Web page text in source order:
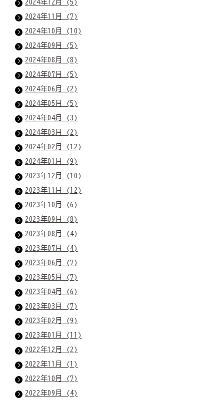
2024年12月 (5)
2024年11月 (7)
2024年10月 (10)
2024年09月 (5)
2024年08月 (8)
2024年07月 (5)
2024年06月 (2)
2024年05月 (5)
2024年04月 (3)
2024年03月 (2)
2024年02月 (12)
2024年01月 (9)
2023年12月 (10)
2023年11月 (12)
2023年10月 (6)
2023年09月 (8)
2023年08月 (4)
2023年07月 (4)
2023年06月 (7)
2023年05月 (7)
2023年04月 (6)
2023年03月 (7)
2023年02月 (9)
2023年01月 (11)
2022年12月 (2)
2022年11月 (1)
2022年10月 (7)
2022年09月 (4)